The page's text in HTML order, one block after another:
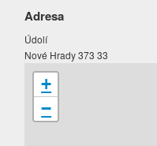
Adresa
Údolí
Nové Hrady 373 33
+
−